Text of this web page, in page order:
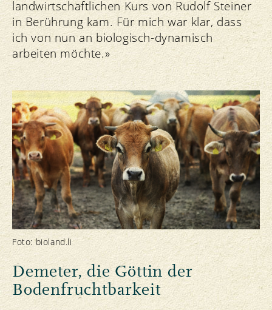
landwirtschaftlichen Kurs von Rudolf Steiner
in Berührung kam. Für mich war klar, dass
ich von nun an biologisch-dynamisch
arbeiten möchte.»
Foto: bioland.li
Demeter, die Göttin der
Bodenfruchtbarkeit